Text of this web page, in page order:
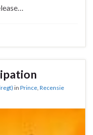
in Prince, Recensie